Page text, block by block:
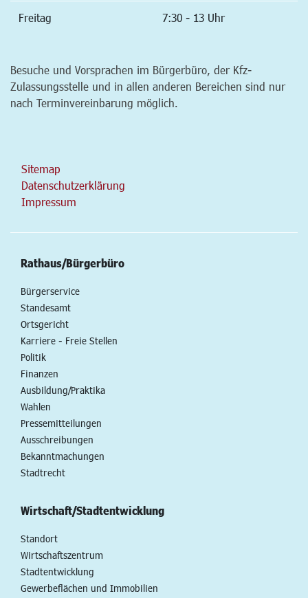
Freitag 7:30 - 13 Uhr
Besuche und Vorsprachen im Bürgerbüro, der Kfz-
Zulassungsstelle und in allen anderen Bereichen sind nur
nach Terminvereinbarung möglich.
Sitemap
Datenschutzerklärung
Impressum
Rathaus/Bürgerbüro
Bürgerservice
Standesamt
Ortsgericht
Karriere - Freie Stellen
Politik
Finanzen
Ausbildung/Praktika
Wahlen
Pressemitteilungen
Ausschreibungen
Bekanntmachungen
Stadtrecht
Wirtschaft/Stadtentwicklung
Standort
Wirtschaftszentrum
Stadtentwicklung
Gewerbeflächen und Immobilien